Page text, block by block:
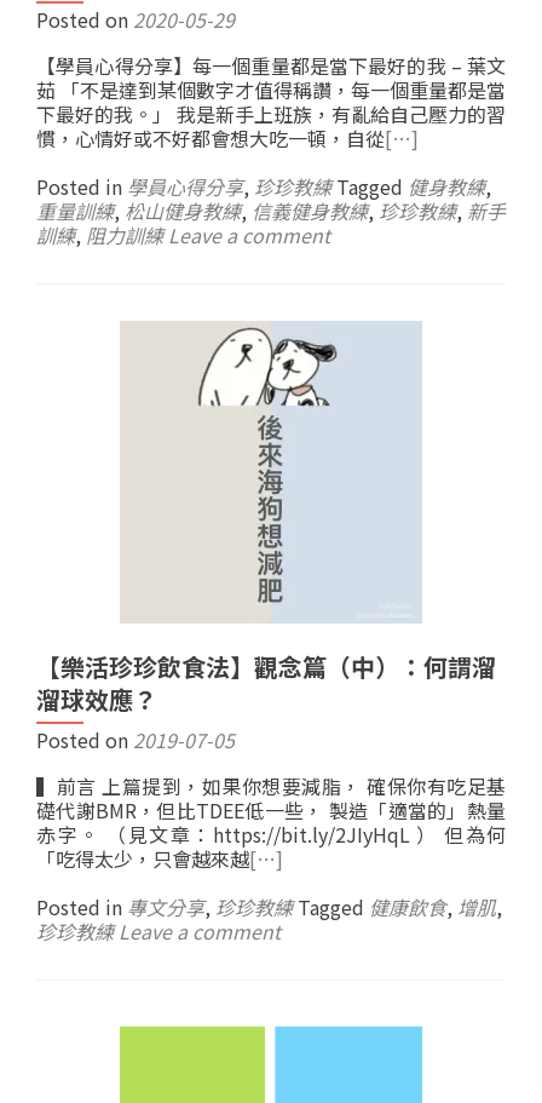
Posted on 2020-05-29
【學員心得分享】每一個重量都是當下最好的我 – 葉文
茹 「不是達到某個數字才值得稱讚，每一個重量都是當
下最好的我。」 我是新手上班族，有亂給自己壓力的習
慣，心情好或不好都會想大吃一頓，自從[…]
Posted in 學員心得分享, 珍珍教練 Tagged 健身教練,
重量訓練, 松山健身教練, 信義健身教練, 珍珍教練, 新手
訓練, 阻力訓練 Leave a comment
【樂活珍珍飲食法】觀念篇（中）：何謂溜
溜球效應？
Posted on 2019-07-05
▍前言 上篇提到，如果你想要減脂， 確保你有吃足基
礎代謝BMR，但比TDEE低一些， 製造「適當的」熱量
赤字。 （見文章：https://bit.ly/2JIyHqL ） 但為何
「吃得太少，只會越來越[…]
Posted in 專文分享, 珍珍教練 Tagged 健康飲食, 增肌,
珍珍教練 Leave a comment